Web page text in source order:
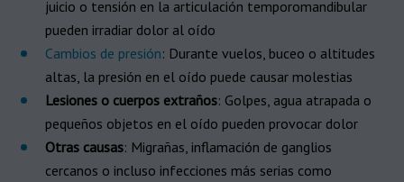
juicio o tensión en la articulación temporomandibular
pueden irradiar dolor al oído
Cambios de presión: Durante vuelos, buceo o altitudes
altas, la presión en el oído puede causar molestias
Lesiones o cuerpos extraños: Golpes, agua atrapada o
pequeños objetos en el oído pueden provocar dolor
Otras causas: Migrañas, inflamación de ganglios
cercanos o incluso infecciones más serias como